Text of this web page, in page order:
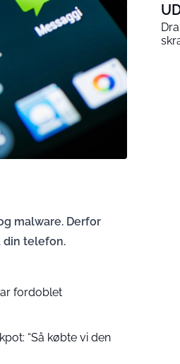
malware. Derfor
din telefon.
fordoblet
“Så købte vi den